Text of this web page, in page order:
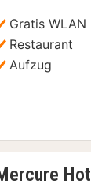
Bild
Gratis WLAN
Restaurant
Aufzug